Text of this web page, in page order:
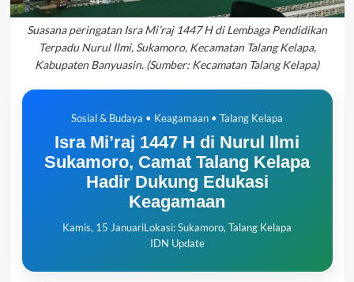
Suasana peringatan Isra Mi’raj 1447 H di Lembaga Pendidikan
Terpadu Nurul Ilmi, Sukamoro, Kecamatan Talang Kelapa,
Kabupaten Banyuasin. (Sumber: Kecamatan Talang Kelapa)
Sosial & Budaya • Keagamaan • Talang Kelapa
Isra Mi’raj 1447 H di Nurul Ilmi
Sukamoro, Camat Talang Kelapa
Hadir Dukung Edukasi
Keagamaan
Kamis, 15 JanuariLokasi: Sukamoro, Talang Kelapa
IDN Update